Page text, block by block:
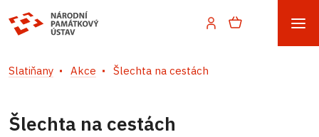
Slatiňany Akce Šlechta na cestách
Šlechta na cestách